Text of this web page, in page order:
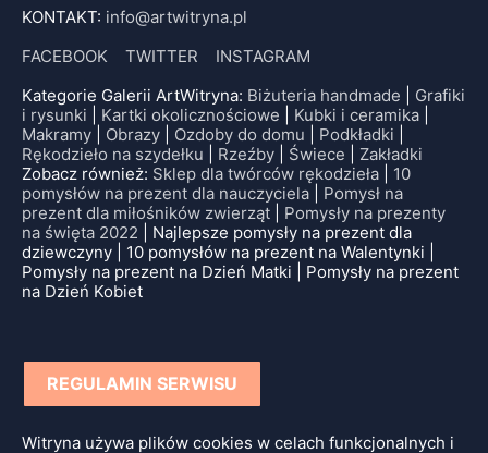
KONTAKT: info@artwitryna.pl
FACEBOOK
TWITTER
INSTAGRAM
Kategorie Galerii ArtWitryna: Biżuteria handmade
Grafiki
i rysunki
Kartki okolicznościowe Kubki i ceramika
Makramy
Obrazy Ozdoby do domu Podkładki
Rękodzieło na szydełku
Rzeźby Świece
Zakładki
Zobacz również: Sklep dla twórców rękodzieła
10
pomysłów na prezent dla nauczyciela
Pomysł na
prezent dla miłośników zwierząt
Pomysły na prezenty
na święta 2022 | Najlepsze pomysły na prezent dla
dziewczyny | 10 pomysłów na prezent na Walentynki |
Pomysły na prezent na Dzień Matki | Pomysły na prezent
na Dzień Kobiet
REGULAMIN SERWISU
Witryna używa plików cookies w celach funkcjonalnych i